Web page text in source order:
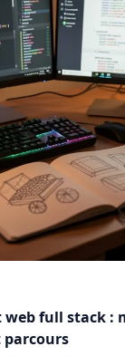
web full stack :
parcours